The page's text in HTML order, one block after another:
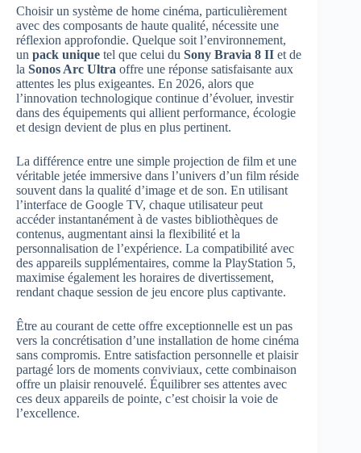
Choisir un système de home cinéma, particulièrement
avec des composants de haute qualité, nécessite une
réflexion approfondie. Quelque soit l’environnement,
un pack unique tel que celui du Sony Bravia 8 II et de
la Sonos Arc Ultra offre une réponse satisfaisante aux
attentes les plus exigeantes. En 2026, alors que
l’innovation technologique continue d’évoluer, investir
dans des équipements qui allient performance, écologie
et design devient de plus en plus pertinent.
La différence entre une simple projection de film et une
véritable jetée immersive dans l’univers d’un film réside
souvent dans la qualité d’image et de son. En utilisant
l’interface de Google TV, chaque utilisateur peut
accéder instantanément à de vastes bibliothèques de
contenus, augmentant ainsi la flexibilité et la
personnalisation de l’expérience. La compatibilité avec
des appareils supplémentaires, comme la PlayStation 5,
maximise également les horaires de divertissement,
rendant chaque session de jeu encore plus captivante.
Être au courant de cette offre exceptionnelle est un pas
vers la concrétisation d’une installation de home cinéma
sans compromis. Entre satisfaction personnelle et plaisir
partagé lors de moments conviviaux, cette combinaison
offre un plaisir renouvelé. Équilibrer ses attentes avec
ces deux appareils de pointe, c’est choisir la voie de
l’excellence.